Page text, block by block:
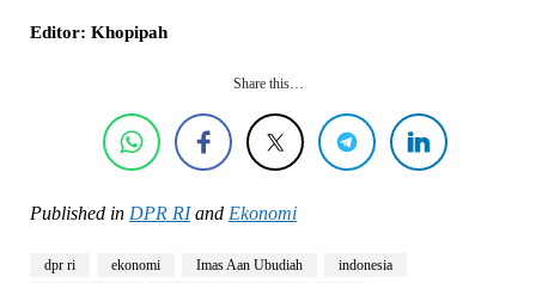
Editor: Khopipah
Share this…
Published in DPR RIand Ekonomi
dpr ri ekonomi Imas Aan Ubudiah
indonesia